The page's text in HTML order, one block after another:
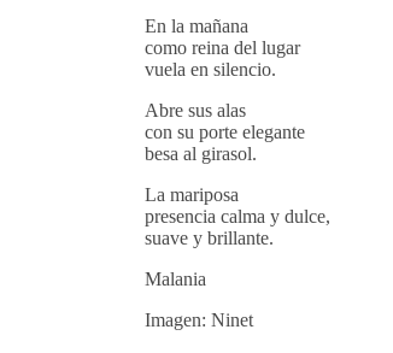
En la mañana
como reina del lugar
vuela en silencio.
Abre sus alas
con su porte elegante
besa al girasol.
La mariposa
presencia calma y dulce,
suave y brillante.
Malania
Imagen: Ninet